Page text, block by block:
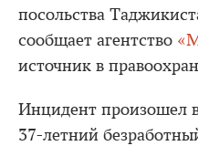
посольства
сообщает агентство
источник в
Инцидент произошел в
37-летний